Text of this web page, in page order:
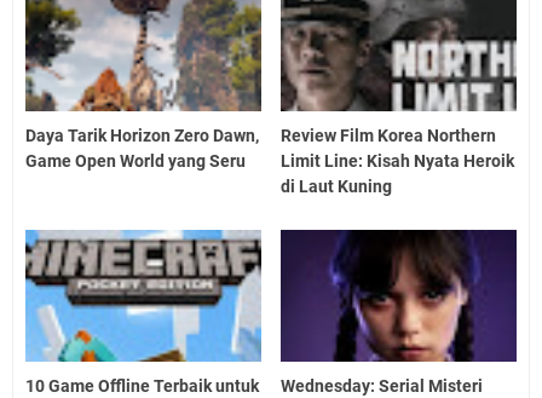
Daya Tarik Horizon Zero Dawn,
Game Open World yang Seru
Review Film Korea Northern
Limit Line: Kisah Nyata Heroik
di Laut Kuning
10 Game Offline Terbaik untuk
Wednesday: Serial Misteri